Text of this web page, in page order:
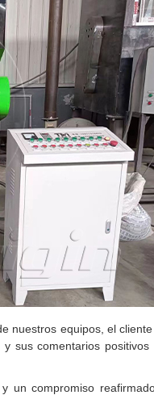
nuestros equipos, el
sus comentarios
un compromiso